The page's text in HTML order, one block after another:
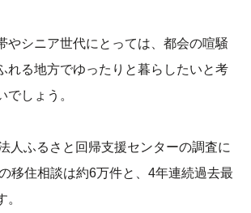
やシニア世代にとっては、都会の喧騒
れる地方でゆったりと暮らしたいと考
でしょう。
人ふるさと回帰支援センターの調査に
移住相談は約6万件と、4年連続過去最